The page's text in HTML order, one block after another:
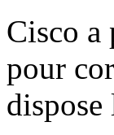
Cisco
pour